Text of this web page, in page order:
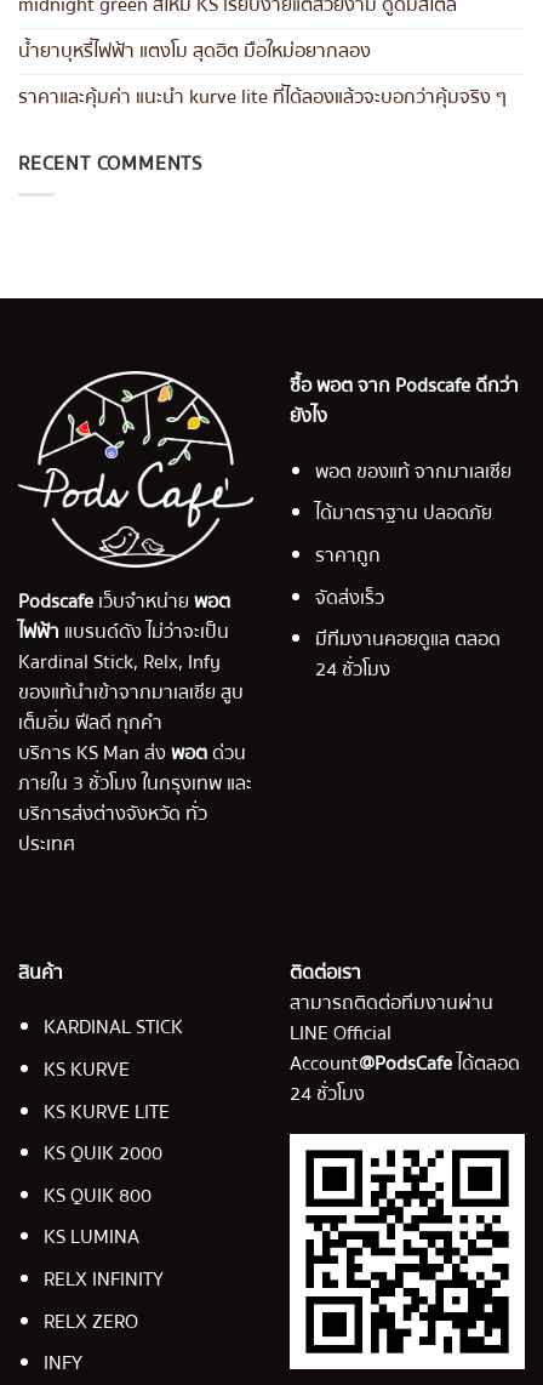
น้ำยาบุหรี่ไฟฟ้า แตงโม สุดฮิต มือใหม่อยากลอง
ราคาและคุ้มค่า แนะนำ kurve lite ที่ได้ลองแล้วจะบอกว่าคุ้มจริง ๆ
RECENT COMMENTS
Podscafeเว็บจำหน่ายพอต
ไฟฟ้า แบรนด์ดัง ไม่ว่าจะเป็น
Kardinal Stick, Relx, Infy
ของแท้นำเข้าจากมาเลเซีย สูบ
เต็มอิ่ม ฟีลดี ทุกคำ
บริการ KS Man ส่งพอตด่วน
ภายใน 3 ชั่วโมง ในกรุงเทพ และ
บริการส่งต่างจังหวัด ทั่ว
ประเทศ
ซื้อ พอต จาก Podscafe ดีกว่า
ยังไง
พอต ของแท้ จากมาเลเซีย
ได้มาตราฐาน ปลอดภัย
ราคาถูก
จัดส่งเร็ว
มีทีมงานคอยดูแล ตลอด
24 ชั่วโมง
สินค้า
KARDINAL STICK
KS KURVE
KS KURVE LITE
KS QUIK 2000
KS QUIK 800
KS LUMINA
RELX INFINITY
RELX ZERO
INFY
ติดต่อเรา
สามารถติดต่อทีมงานผ่าน
LINE Official
Account@PodsCafeได้ตลอด
24 ชั่วโมง